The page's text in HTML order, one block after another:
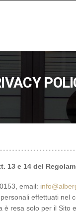
13 e 14 del
email: i
effettuati
è resa solo per il Sito